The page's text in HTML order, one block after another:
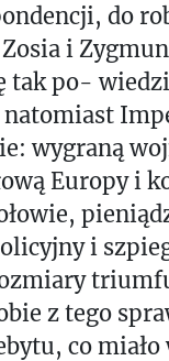
do
i
tak po-
wygraną
Europy i
i
z tego
co miało